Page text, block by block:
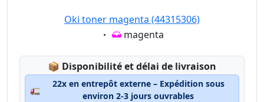
Oki toner magenta (44315306)
Eigenschaft:
magenta
📦 Lagerstatus:
Disponibilité et délai de livraison
🚛
22x en entrepôt externe – Expédition sous
environ 2-3 jours ouvrables